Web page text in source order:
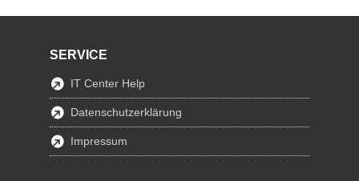
SERVICE
IT Center Help
Datenschutzerklärung
Impressum